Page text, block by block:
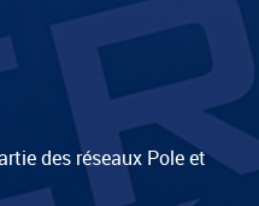
des réseaux Pole et